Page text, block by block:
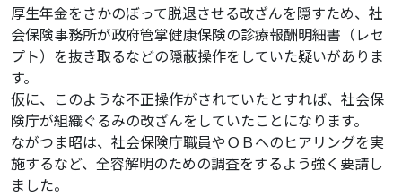
厚生年金をさかのぼって脱退させる改ざんを隠すため、社
会保険事務所が政府管掌健康保険の診療報酬明細書（レセ
プト）を抜き取るなどの隠蔽操作をしていた疑いがありま
す。
仮に、このような不正操作がされていたとすれば、社会保
険庁が組織ぐるみの改ざんをしていたことになります。
ながつま昭は、社会保険庁職員やＯＢへのヒアリングを実
施するなど、全容解明のための調査をするよう強く要請し
ました。